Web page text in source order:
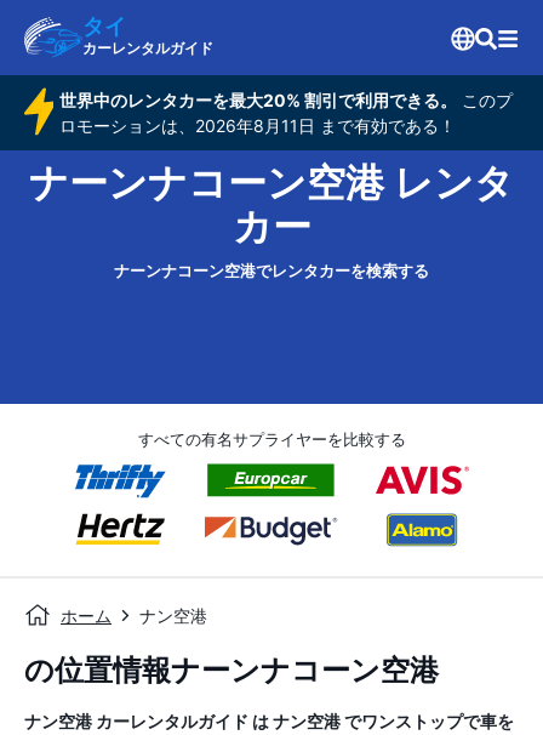
タイ
カーレンタルガイド
世界中のレンタカーを最大20% 割引で利用できる。
このプ
ロモーションは、2026年8月11日 まで有効である！
ナーンナコーン空港 レンタ
カー
ナーンナコーン空港でレンタカーを検索する
すべての有名サプライヤーを比較する
ホーム ナン空港
の位置情報ナーンナコーン空港
ナン空港 カーレンタルガイド はナン空港でワンストップで車を